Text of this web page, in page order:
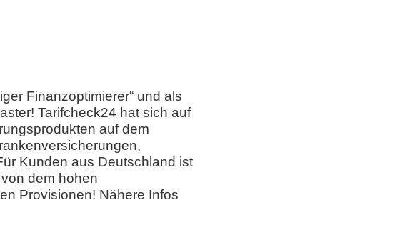
Finanzoptimierer“ und als
Tarifcheck24 hat sich auf
auf dem
Kunden aus Deutschland ist
dem hohen
Provisionen! Nähere Infos